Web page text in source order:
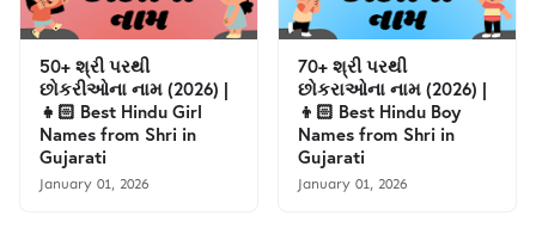
50+ શ્રી પરથી
છોકરીઓના નામ (2026) |
👧🏻 Best Hindu Girl
Names from Shri in
Gujarati
January 01, 2026
70+ શ્રી પરથી
છોકરાઓના નામ (2026) |
👦🏻 Best Hindu Boy
Names from Shri in
Gujarati
January 01, 2026